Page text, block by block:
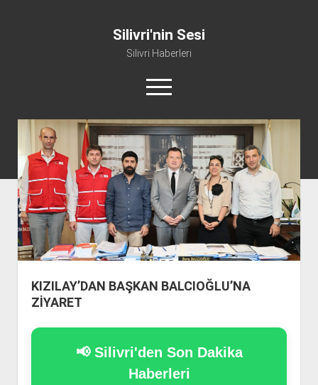
Silivri'nin Sesi
Silivri Haberleri
m
e
ü
y
ü
a
ç
facebook youtube silivri@silivrininsesi1.com whatsapp
Manifesto
Gündem
Haber
Spor
Künye ve İletişim
KIZILAY’DAN BAŞKAN BALCIOĞLU’NA
ZİYARET
📢 Silivri'den Son Dakika
Haberleri